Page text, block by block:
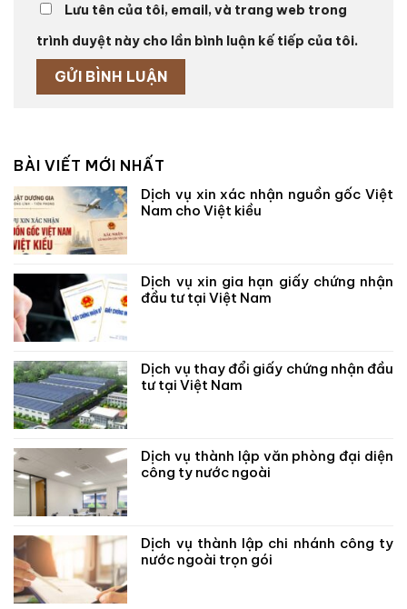
Lưu tên của tôi, email, và trang web trong
trình duyệt này cho lần bình luận kế tiếp của tôi.
BÀI VIẾT MỚI NHẤT
Dịch vụ xin xác nhận nguồn gốc Việt
Nam cho Việt kiều
Dịch vụ xin gia hạn giấy chứng nhận
đầu tư tại Việt Nam
Dịch vụ thay đổi giấy chứng nhận đầu
tư tại Việt Nam
Dịch vụ thành lập văn phòng đại diện
công ty nước ngoài
Dịch vụ thành lập chi nhánh công ty
nước ngoài trọn gói